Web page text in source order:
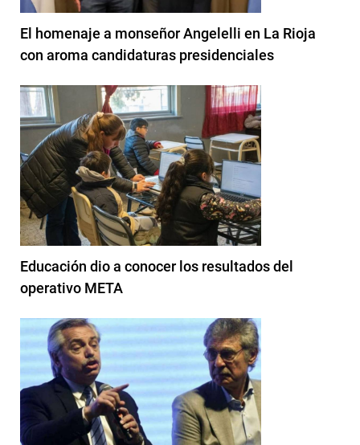
El homenaje a monseñor Angelelli en La Rioja
con aroma candidaturas presidenciales
Educación dio a conocer los resultados del
operativo META